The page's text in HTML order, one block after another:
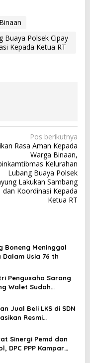
Buaya Polsek Cipay
Kepada Ketua RT
Pos berikutnya
Rasa Aman Kepada
Warga Binaan,
Kelurahan
Lubang Buaya Polsek
Lakukan Sambang
dan Koordinasi Kepada
Ketua RT
Boneng Meninggal
Dalam Usia 76 th
Pengusaha Sarang
Walet Sudah
Desak Polda Jambi
Lakukan Penahanan
Jual Beli LKS di SDN
Resmi
Pemred – Pimum
Desak Usut
Ini
Sinergi Pemd dan
DPC PPP Kampar